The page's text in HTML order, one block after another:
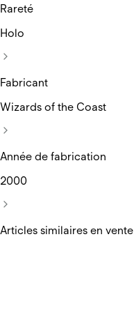
Rareté
Holo
Fabricant
Wizards of the Coast
Année de fabrication
2000
Articles similaires en vente